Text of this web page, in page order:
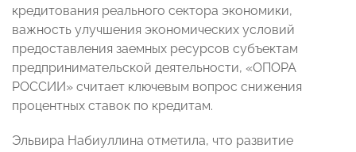
кредитования реального сектора экономики,
важность улучшения экономических условий
предоставления заемных ресурсов субъектам
предпринимательской деятельности, «ОПОРА
РОССИИ» считает ключевым вопрос снижения
процентных ставок по кредитам.
Эльвира Набиуллина отметила, что развитие